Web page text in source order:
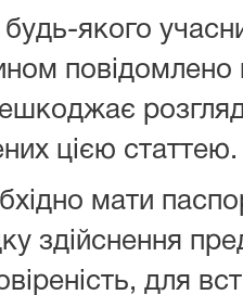
будь-якого
повідомлено
цією статтею.
мати
здійснення
для